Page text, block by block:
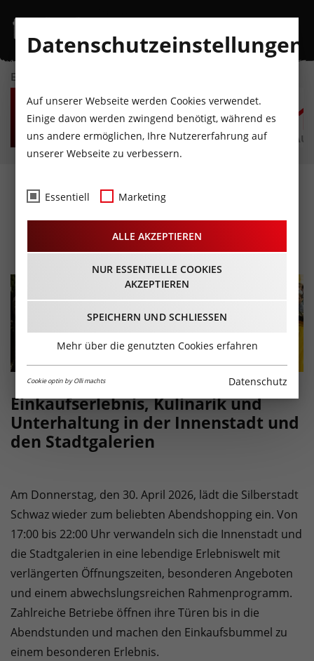
EVENTKALENDER
MO
10
AUGUST
DI
11
AUGUST
MI
12
AUGUST
DO
13
AUGUST
FR
14
AUGUST
Abendshopping in der
Silberstadt Schwaz
30.04.2026 - Beginn 17:00 Uhr
Einkaufserlebnis, Kulinarik und
Unterhaltung in der Innenstadt und
den Stadtgalerien
Am Donnerstag, den 30. April 2026, lädt die Silberstadt
Schwaz wieder zum beliebten Abendshopping ein. Von
17:00 bis 22:00 Uhr verwandeln sich die Innenstadt und
die Stadtgalerien in eine lebendige Erlebniswelt mit
verlängerten Öffnungszeiten, besonderen Angeboten
und einem abwechslungsreichen Rahmenprogramm.
Zahlreiche Betriebe öffnen ihre Türen bis in die
Abendstunden und machen den Einkaufsbummel zu
einem besonderen Erlebnis.
Datenschutzeinstellungen
Auf unserer Webseite werden Cookies verwendet.
Einige davon werden zwingend benötigt, während es
uns andere ermöglichen, Ihre Nutzererfahrung auf
unserer Webseite zu verbessern.
Essentiell Marketing
ALLE AKZEPTIEREN
NUR ESSENTIELLE COOKIES
AKZEPTIEREN
SPEICHERN UND SCHLIESSEN
Mehr über die genutzten Cookies erfahren
Cookie optin by Olli machts Datenschutz